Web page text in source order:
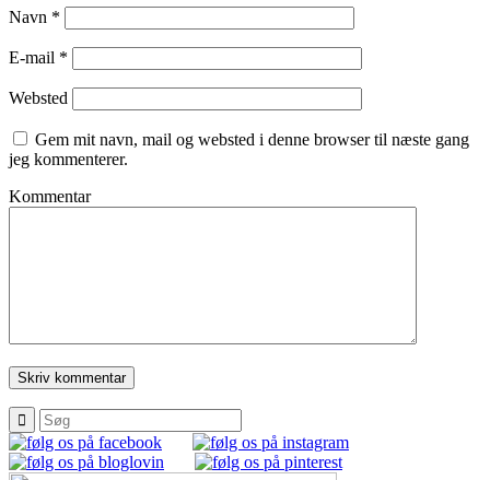
Navn *
E-mail *
Websted
Gem mit navn, mail og websted i denne browser til næste gang
jeg kommenterer.
Kommentar